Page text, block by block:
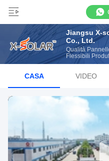
Jiangsu X-
Co., Ltd.
Qualità
Flessibili
CASA VIDEO